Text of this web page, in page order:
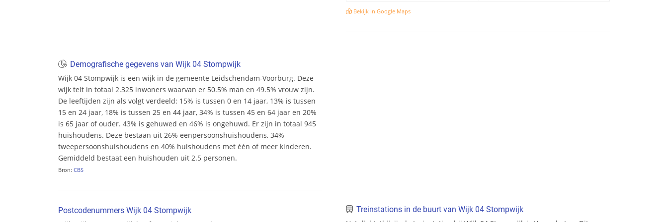
Demografische gegevens van Wijk 04 Stompwijk
Wijk 04 Stompwijk is een wijk in de gemeente Leidschendam-Voorburg. Deze
wijk telt in totaal 2.325 inwoners waarvan er 50.5% man en 49.5% vrouw zijn.
De leeftijden zijn als volgt verdeeld: 15% is tussen 0 en 14 jaar, 13% is tussen
15 en 24 jaar, 18% is tussen 25 en 44 jaar, 34% is tussen 45 en 64 jaar en 20%
is 65 jaar of ouder. 43% is gehuwed en 46% is ongehuwd. Er zijn in totaal 945
huishoudens. Deze bestaan uit 26% eenpersoonshuishoudens, 34%
tweepersoonshuishoudens en 40% huishoudens met één of meer kinderen.
Gemiddeld bestaat een huishouden uit 2.5 personen.
Bron: CBS
Postcodenummers Wijk 04 Stompwijk
Bekijk in Google Maps
Treinstations in de buurt van Wijk 04 Stompwijk